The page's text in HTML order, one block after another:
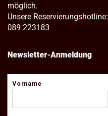
möglich.
Unsere Reservierungshotline:
089 223183
Newsletter-Anmeldung